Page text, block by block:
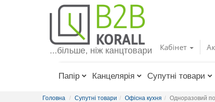
Toggle
navigation
Кабінет
...більше, ніж канцтовари
Папір Канцелярія Супутні товари
Головна Супутні товари Офісна кухня Одноразовий